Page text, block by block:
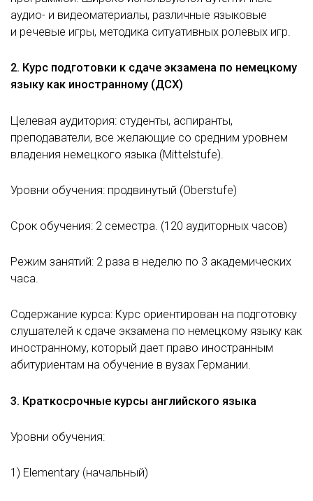
аудио- и видеоматериалы, различные языковые
и речевые игры, методика ситуативных ролевых игр.
2. Курс подготовки к сдаче экзамена по немецкому
языку как иностранному (ДСХ)
Целевая аудитория: студенты, аспиранты,
преподаватели, все желающие со средним уровнем
владения немецкого языка (Mittelstufe).
Уровни обучения: продвинутый (Oberstufe)
Срок обучения: 2 семестра. (120 аудиторных часов)
Режим занятий: 2 раза в неделю по 3 академических
часа.
Содержание курса: Курс ориентирован на подготовку
слушателей к сдаче экзамена по немецкому языку как
иностранному, который дает право иностранным
абитуриентам на обучение в вузах Германии.
3. Краткосрочные курсы английского языка
Уровни обучения:
1) Elementary (начальный)